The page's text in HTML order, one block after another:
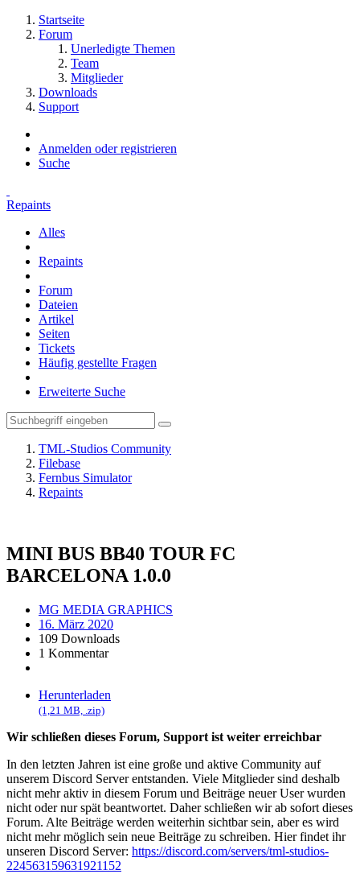
Startseite
Forum
Unerledigte Themen
Team
Mitglieder
Downloads
Support
Anmelden oder registrieren
Suche
Repaints
Alles
Repaints
Forum
Dateien
Artikel
Seiten
Tickets
Häufig gestellte Fragen
Erweiterte Suche
TML-Studios Community
Filebase
Fernbus Simulator
Repaints
MINI BUS BB40 TOUR FC
BARCELONA 1.0.0
MG MEDIA GRAPHICS
16. März 2020
109 Downloads
1 Kommentar
Herunterladen
(1,21 MB, .zip)
Wir schließen dieses Forum, Support ist weiter erreichbar
In den letzten Jahren ist eine große und aktive Community auf
unserem Discord Server entstanden. Viele Mitglieder sind deshalb
nicht mehr aktiv in diesem Forum und Beiträge neuer User wurden
nicht oder nur spät beantwortet. Daher schließen wir ab sofort dieses
Forum. Alte Beiträge werden weiterhin sichtbar sein, aber es wird
nicht mehr möglich sein neue Beiträge zu schreiben. Hier findet ihr
unseren Discord Server: https://discord.com/servers/tml-studios-
224563159631921152